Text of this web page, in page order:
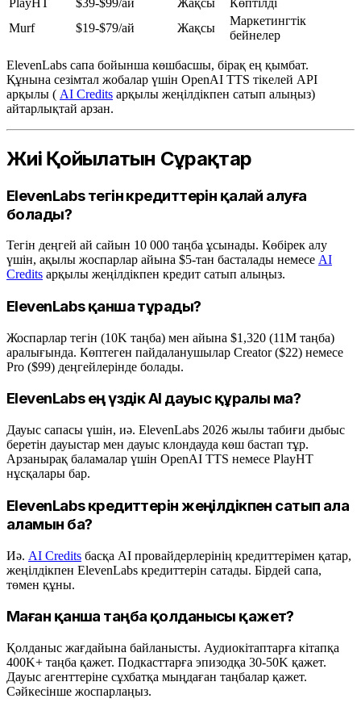
Murf
$19-$79/ай Жақсы
Маркетингтік
бейнелер
ElevenLabs сапа бойынша көшбасшы, бірақ ең қымбат.
Құнына сезімтал жобалар үшін OpenAI TTS тікелей API
арқылы ( AI Credits арқылы жеңілдікпен сатып алыңыз)
айтарлықтай арзан.
Жиі Қойылатын Сұрақтар
ElevenLabs тегін кредиттерін қалай алуға
болады?
Тегін деңгей ай сайын 10 000 таңба ұсынады. Көбірек алу
үшін, ақылы жоспарлар айына $5-тан басталады немесе AI
Credits арқылы жеңілдікпен кредит сатып алыңыз.
ElevenLabs қанша тұрады?
Жоспарлар тегін (10K таңба) мен айына $1,320 (11M таңба)
аралығында. Көптеген пайдаланушылар Creator ($22) немесе
Pro ($99) деңгейлерінде болады.
ElevenLabs ең үздік AI дауыс құралы ма?
Дауыс сапасы үшін, иә. ElevenLabs 2026 жылы табиғи дыбыс
беретін дауыстар мен дауыс клондауда көш бастап тұр.
Арзанырақ баламалар үшін OpenAI TTS немесе PlayHT
нұсқалары бар.
ElevenLabs кредиттерін жеңілдікпен сатып ала
аламын ба?
Иә. AI Credits басқа AI провайдерлерінің кредиттерімен қатар,
жеңілдікпен ElevenLabs кредиттерін сатады. Бірдей сапа,
төмен құны.
Маған қанша таңба қолданысы қажет?
Қолданыс жағдайына байланысты. Аудиокітаптарға кітапқа
400K+ таңба қажет. Подкасттарға эпизодқа 30-50K қажет.
Дауыс агенттеріне сұхбатқа мыңдаған таңбалар қажет.
Сәйкесінше жоспарлаңыз.